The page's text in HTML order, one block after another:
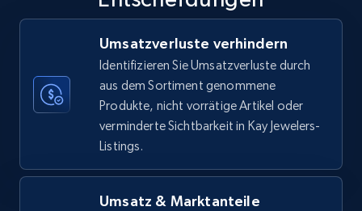
35.3K+ Jetzt anfangen
Amazon Reviews
URL, Product name, Product rating, Product
rating object, Product rating max, Rating,
Author name, Asin, and more.
Umsatzverluste verhindern
Identifizieren Sie Umsatzverluste durch
aus dem Sortiment genommene
Produkte, nicht vorrätige Artikel oder
verminderte Sichtbarkeit in Kay Jewelers-
Listings.
Umsatz & Marktanteile